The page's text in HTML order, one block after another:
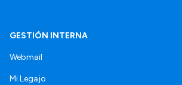
GESTIÓN INTERNA
Webmail
Mi Legajo